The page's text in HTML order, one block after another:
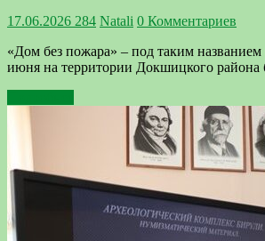
17.06.2026 284 Natali 0 Комментариев
«Дом без пожара» – под таким
июня на территории Докшицкого района